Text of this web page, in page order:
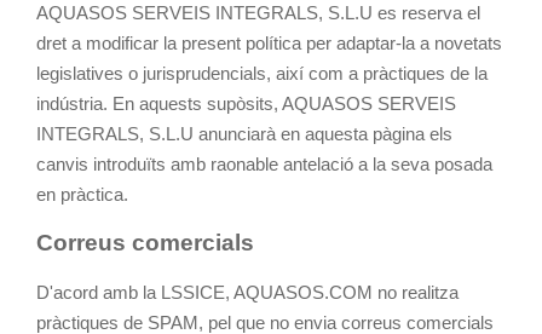
AQUASOS SERVEIS INTEGRALS, S.L.U es reserva el
dret a modificar la present política per adaptar-la a novetats
legislatives o jurisprudencials, així com a pràctiques de la
indústria. En aquests supòsits, AQUASOS SERVEIS
INTEGRALS, S.L.U anunciarà en aquesta pàgina els
canvis introduïts amb raonable antelació a la seva posada
en pràctica.
Correus comercials
D'acord amb la LSSICE, AQUASOS.COM no realitza
pràctiques de SPAM, pel que no envia correus comercials